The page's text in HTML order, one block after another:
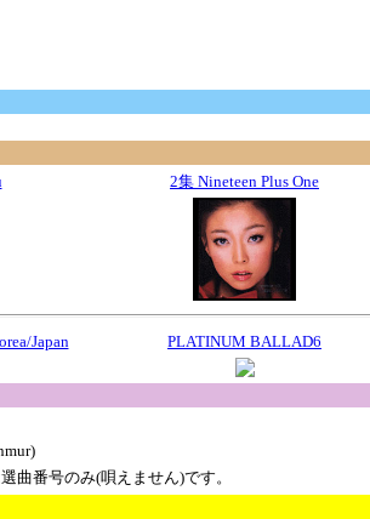
2集 Nineteen Plus One
Japan PLATINUM BALLAD6
曲番号のみ(唄えません)です。